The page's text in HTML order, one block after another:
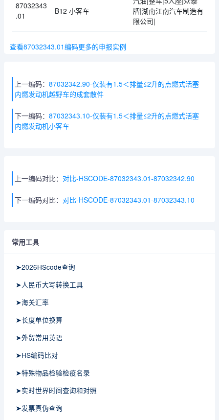
87032343
.01
B12 小客车
牌|湖南江南汽车制造有
限公司|
查看87032343.01编码更多的申报实例
上一编码： 87032342.90-仅装有1.5＜排量≤2升的点燃式活塞
内燃发动机越野车的成套散件
下一编码： 87032343.10-仅装有1.5＜排量≤2升的点燃式活塞
内燃发动机小客车
上一编码对比： 对比-HSCODE-87032343.01-87032342.90
下一编码对比： 对比-HSCODE-87032343.01-87032343.10
常用工具
➤2026HScode查询
➤人民币大写转换工具
➤海关汇率
➤长度单位换算
➤外贸常用英语
➤HS编码比对
➤特殊物品检验检疫名录
➤实时世界时间查询和对照
➤发票真伪查询